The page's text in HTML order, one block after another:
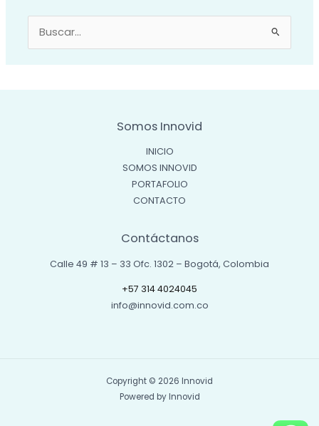
Buscar
por:
Somos Innovid
INICIO
SOMOS INNOVID
PORTAFOLIO
CONTACTO
Contáctanos
Calle 49 # 13 – 33 Ofc. 1302 – Bogotá, Colombia
+57 314 4024045
info@innovid.com.co
Copyright © 2026 Innovid
Powered by Innovid